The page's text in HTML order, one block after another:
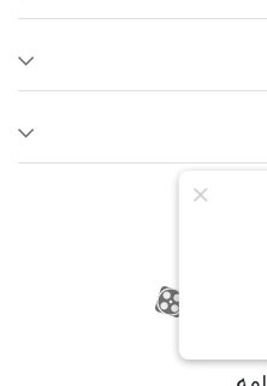
کانال آپارات
کانال آپارات